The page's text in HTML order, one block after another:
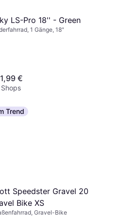
LS-Pro 18'' - Green
1 Gänge, 18"
€
Trend
Speedster Gravel 20
Bike XS
Gravel-Bike